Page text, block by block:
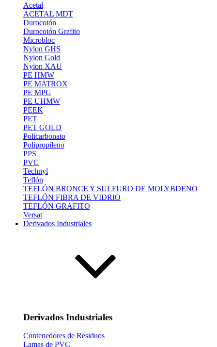
Acetal
ACETAL MDT
Durocotón
Durocotón Grafito
Microbloc
Nylon GHS
Nylon Gold
Nylon XAU
PE HMW
PE MATROX
PE MPG
PE UHMW
PEEK
PET
PET GOLD
Policarbonato
Polipropileno
PPS
PVC
Technyl
Teflón
TEFLÓN BRONCE Y SULFURO DE MOLYBDENO
TEFLÓN FIBRA DE VIDRIO
TEFLÓN GRAFITO
Versat
Derivados Industriales
Derivados Industriales
Contenedores de Residuos
Lamas de PVC